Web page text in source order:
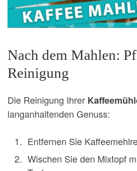
Nach dem Mahlen:
Reinigung
Die Reinigung Ihrer
langanhaltenden Genuss:
Entfernen Sie
Wischen Sie den Mixtopf